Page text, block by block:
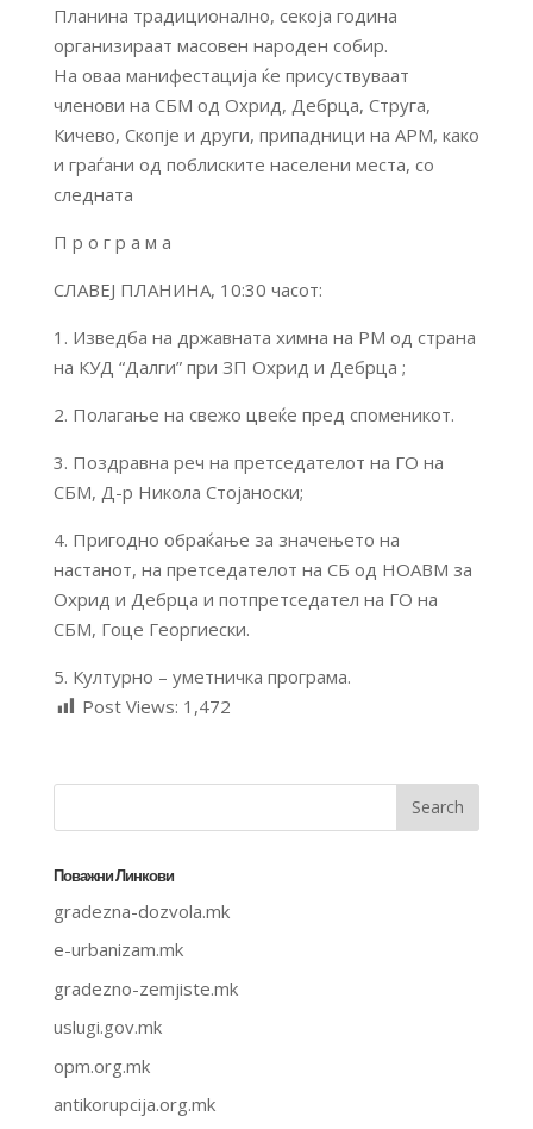
Планина традиционално, секоја година
организираат масовен народен собир.
На оваа манифестација ќе присуствуваат
членови на СБМ од Охрид, Дебрца, Струга,
Кичево, Скопје и други, припадници на АРМ, како
и граѓани од поблиските населени места, со
следната
П р о г р а м а
СЛАВЕЈ ПЛАНИНА, 10:30 часот:
1. Изведба на државната химна на РМ од страна
на КУД “Далги” при ЗП Охрид и Дебрца ;
2. Полагање на свежо цвеќе пред споменикот.
3. Поздравна реч на претседателот на ГО на
СБМ, Д-р Никола Стојаноски;
4. Пригодно обраќање за значењето на
настанот, на претседателот на СБ од НОАВМ за
Охрид и Дебрца и потпретседател на ГО на
СБМ, Гоце Георгиески.
5. Културно – уметничка програма.
Post Views: 1,472
Поважни Линкови
gradezna-dozvola.mk
e-urbanizam.mk
gradezno-zemjiste.mk
uslugi.gov.mk
opm.org.mk
antikorupcija.org.mk